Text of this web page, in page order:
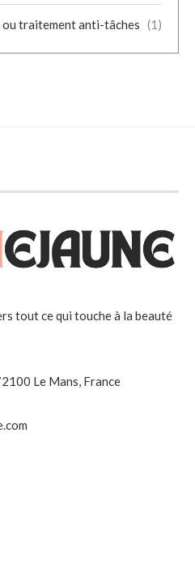
traitement anti-tâches (1)
tout ce qui touche à la beauté
Le Mans, France